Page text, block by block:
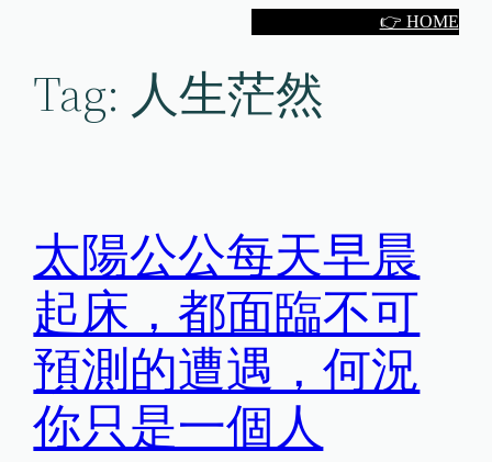
👉 HOME
Tag: 人生茫然
太陽公公每天早晨
起床，都面臨不可
預測的遭遇，何況
你只是一個人